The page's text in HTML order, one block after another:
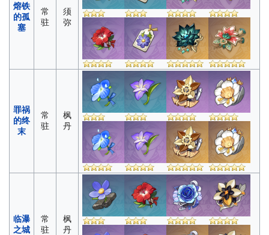
熔铁
的孤
塞
常
驻
须
弥
罪祸
的终
末
常
驻
枫
丹
临瀑
之城
常
驻
枫
丹